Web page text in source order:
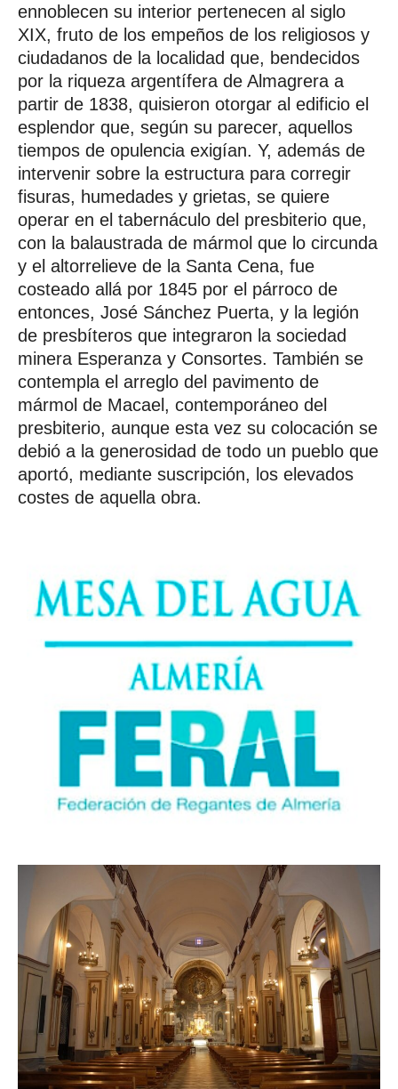
ennoblecen su interior pertenecen al siglo
XIX, fruto de los empeños de los religiosos y
ciudadanos de la localidad que, bendecidos
por la riqueza argentífera de Almagrera a
partir de 1838, quisieron otorgar al edificio el
esplendor que, según su parecer, aquellos
tiempos de opulencia exigían. Y, además de
intervenir sobre la estructura para corregir
fisuras, humedades y grietas, se quiere
operar en el tabernáculo del presbiterio que,
con la balaustrada de mármol que lo circunda
y el altorrelieve de la Santa Cena, fue
costeado allá por 1845 por el párroco de
entonces, José Sánchez Puerta, y la legión
de presbíteros que integraron la sociedad
minera Esperanza y Consortes. También se
contempla el arreglo del pavimento de
mármol de Macael, contemporáneo del
presbiterio, aunque esta vez su colocación se
debió a la generosidad de todo un pueblo que
aportó, mediante suscripción, los elevados
costes de aquella obra.